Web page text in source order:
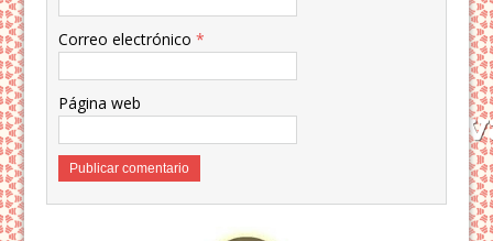
Correo electrónico*
Página web